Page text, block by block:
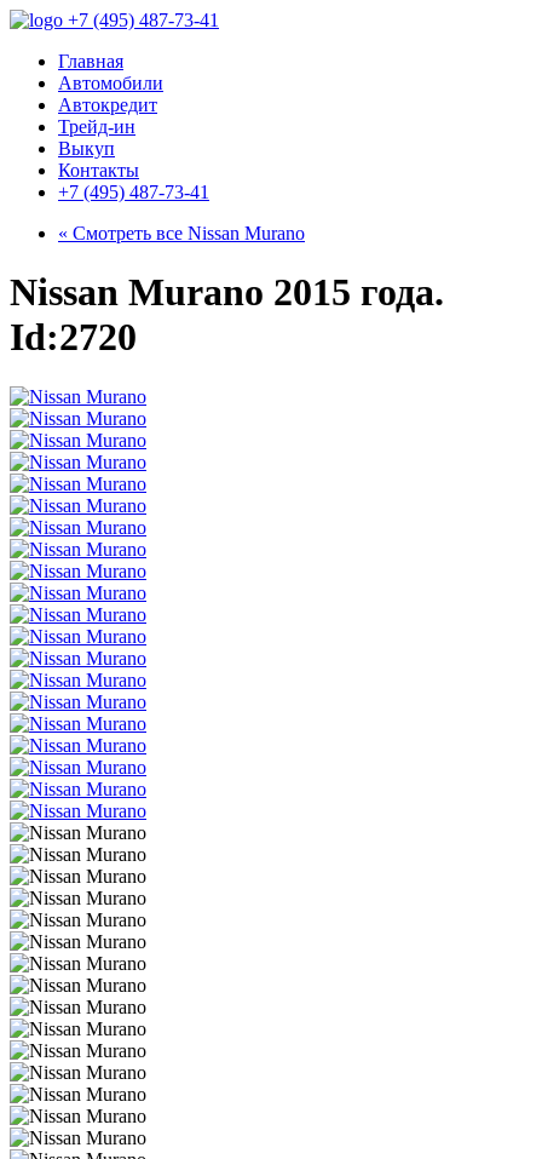
+7 (495) 487-73-41
Главная
Автомобили
Автокредит
Трейд-ин
Выкуп
Контакты
+7 (495) 487-73-41
« Смотреть все Nissan Murano
Nissan Murano 2015 года.
Id:2720